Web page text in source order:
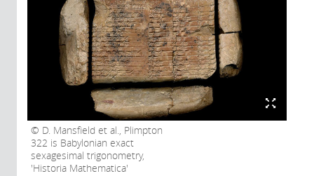
D. Mansfield et al., Plimpton
322 is Babylonian exact
sexagesimal trigonometry,
'Historia Mathematica'